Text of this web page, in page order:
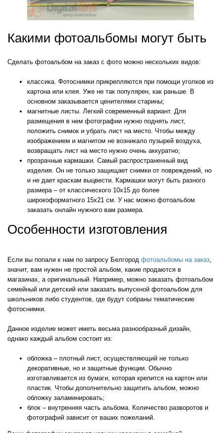
Какими фотоальбомы могут быть
Сделать фотоальбом на заказ с фото можно нескольких видов:
классика. Фотоснимки прикрепляются при помощи уголков из
картона или клея. Уже не так популярен, как раньше. В
основном заказывается ценителями старины;
магнитные листы. Легкий современный вариант. Для
размещения в нем фотографии нужно поднять лист,
положить снимок и убрать лист на место. Чтобы между
изображением и магнитом не возникало пузырей воздуха,
возвращать лист на место нужно очень аккуратно;
прозрачные кармашки. Самый распространенный вид
изделия. Он не только защищает снимки от повреждений, но
и не дает краскам выцвести. Кармашки могут быть разного
размера – от классического 10х15 до более
широкоформатного 15х21 см. У нас можно фотоальбом
заказать онлайн нужного вам размера.
Особенности изготовления
Если вы попали к нам по запросу Белгород фотоальбомы на заказ
значит, вам нужен не простой альбом, какие продаются в
магазинах, а оригинальный. Например, можно заказать фотоальбом
семейный или детский или заказать выпускной фотоальбом для
школьников либо студентов, где будут собраны тематические
фотоснимки.
Данное изделие может иметь весьма разнообразный дизайн,
однако каждый альбом состоит из:
обложка – плотный лист, осуществляющий не только
декоративные, но и защитные функции. Обычно
изготавливается из бумаги, которая крепится на картон или
пластик. Чтобы дополнительно защитить альбом, можно
обложку заламинировать;
блок – внутренняя часть альбома. Количество разворотов и
фотографий зависит от ваших пожеланий.